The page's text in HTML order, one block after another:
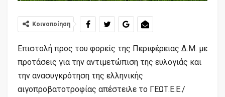
Κοινοποίηση
Επιστολή προς του φορείς της Περιφέρειας Δ.Μ. με
προτάσεις για την αντιμετώπιση της ευλογιάς και
την ανασυγκρότηση της ελληνικής
αιγοπροβατοτροφίας απέστειλε το ΓΕΩΤ.Ε.Ε./